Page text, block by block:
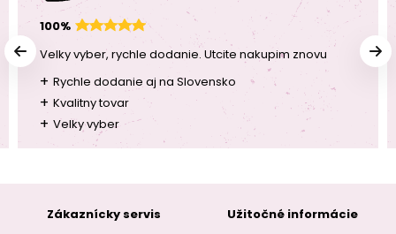
100%
Velky vyber, rychle dodanie. Utcite nakupim znovu
+ Rychle dodanie aj na Slovensko
+ Kvalitny tovar
+ Velky vyber
Zákaznícky servis
Užitočné informácie